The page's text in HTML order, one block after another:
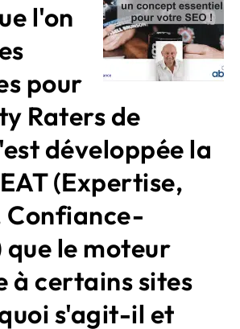
l'on
pour
Raters de
développée la
(Expertise,
le moteur
à certains sites
s'agit-il et